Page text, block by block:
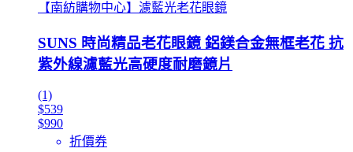
【南紡購物中心】濾藍光老花眼鏡
SUNS 時尚精品老花眼鏡 鋁鎂合金無框老花 抗
紫外線濾藍光高硬度耐磨鏡片
(1)
$539
$990
折價券